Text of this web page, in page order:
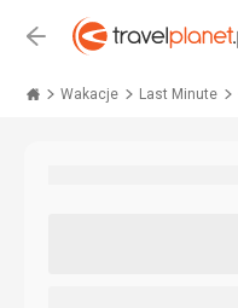
Wstecz
Wakacje Last Minute